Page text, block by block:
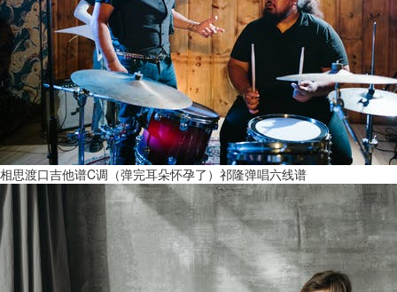
相思渡口吉他谱C调（弹完耳朵怀孕了）祁隆弹唱六线谱